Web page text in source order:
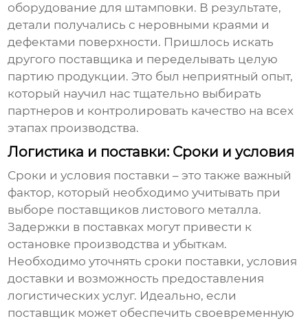
оборудование для штамповки. В результате,
детали получались с неровными краями и
дефектами поверхности. Пришлось искать
другого поставщика и переделывать целую
партию продукции. Это был неприятный опыт,
который научил нас тщательно выбирать
партнеров и контролировать качество на всех
этапах производства.
Логистика и поставки: Сроки и условия
Сроки и условия поставки – это также важный
фактор, который необходимо учитывать при
выборе поставщиков листового металла.
Задержки в поставках могут привести к
остановке производства и убыткам.
Необходимо уточнять сроки поставки, условия
доставки и возможность предоставления
логистических услуг. Идеально, если
поставщик может обеспечить своевременную